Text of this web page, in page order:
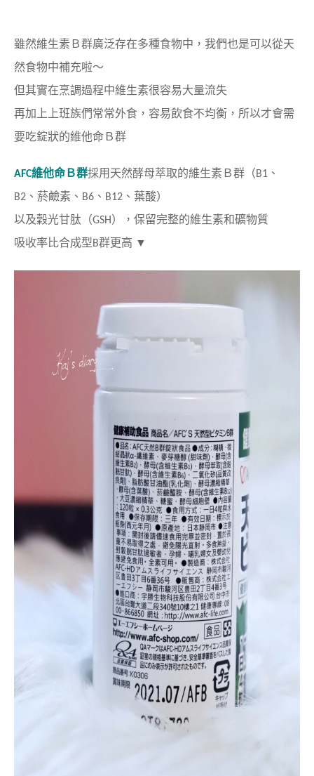
雖然維生素Ｂ群廣泛存在多種食物中， 我們也是可以從天
然食物中補充啦～
但其實在烹調過程中維生素很容易大量流失
再加上上班族們常常外食，容易飲食不均衡， 所以才會需
要吃錠狀的維他命Ｂ群
AFC維他命Ｂ群採用天然酵母萃取的維生素Ｂ群（B1、
B2、菸鹼素、B6、B12、葉酸）
以及穀光甘肽（GSH）， 保留完整的維生素和礦物質
吸收率比合成型B群更高 ▼